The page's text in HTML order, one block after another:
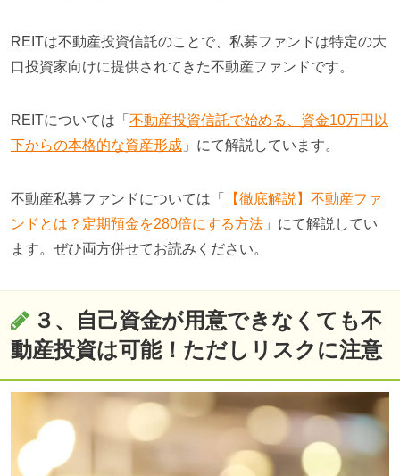
REITは不動産投資信託のことで、私募ファンドは特定の大
口投資家向けに提供されてきた不動産ファンドです。
REITについては「 不動産投資信託で始める、資金10万円以
下からの本格的な資産形成 」にて解説しています。
不動産私募ファンドについては「
【徹底解説】不動産ファ
ンドとは？定期預金を280倍にする方法 」にて解説してい
ます。ぜひ両方併せてお読みください。
３、自己資金が用意できなくても不
動産投資は可能！ただしリスクに注意